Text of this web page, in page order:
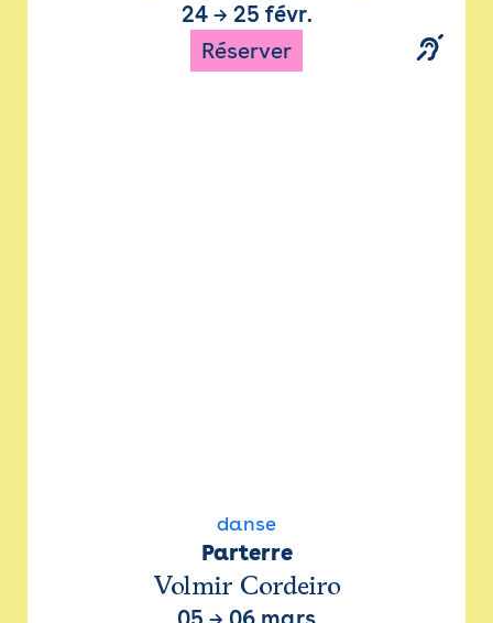
24→ 25 févr.
Réserver
danse
Parterre
Volmir Cordeiro